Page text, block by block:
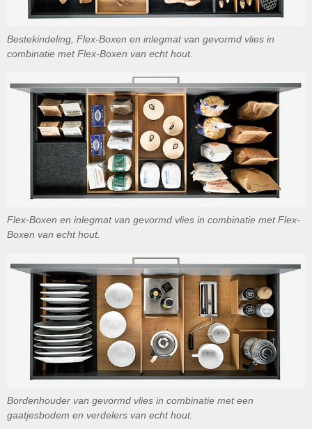
Bestekindeling, Flex-Boxen en inlegmat van gevormd vlies in
combinatie met Flex-Boxen van echt hout.
Flex-Boxen en inlegmat van gevormd vlies in combinatie met Flex-
Boxen van echt hout.
Bordenhouder van gevormd vlies in combinatie met een
gaatjesbodem en verdelers van echt hout.